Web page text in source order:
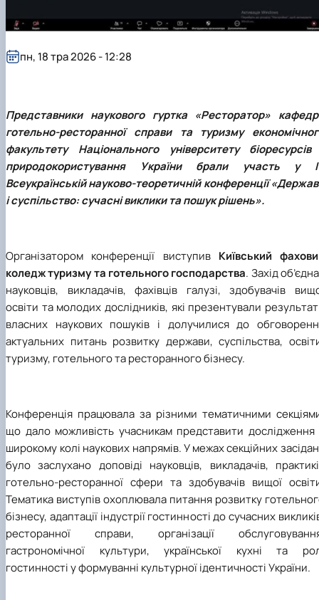
та мереж для забезпечення рівності у …
Представники наукового гуртка «Ресторатор»
готельно-ресторанної справи та туризму
факультету Національного університету біоресурсів
природокористування України брали
участь у
Всеукраїнській науково-теоретичній конференції
і суспільство: сучасні виклики та пошук рішень».
Організатором конференції виступив Київський
коледж туризму та готельного господарства. Захід
науковців, викладачів, фахівців галузі, здобувачів
освіти та молодих дослідників, які презентували
власних наукових пошуків і долучилися до
актуальних питань розвитку держави, суспільства,
туризму, готельного та ресторанного бізнесу.
Конференція працювала за різними тематичними
що дало можливість учасникам представити дослідження
широкому колі наукових напрямів. У межах секційних
було заслухано доповіді науковців, викладачів,
готельно-ресторанної сфери та здобувачів вищої
Тематика виступів охоплювала питання розвитку
бізнесу, адаптації індустрії гостинності до сучасних
ресторанної справи, організації
гастрономічної культури, української кухні та
гостинності у формуванні культурної ідентичності України.
пн, 18 тра 2026 - 12:28